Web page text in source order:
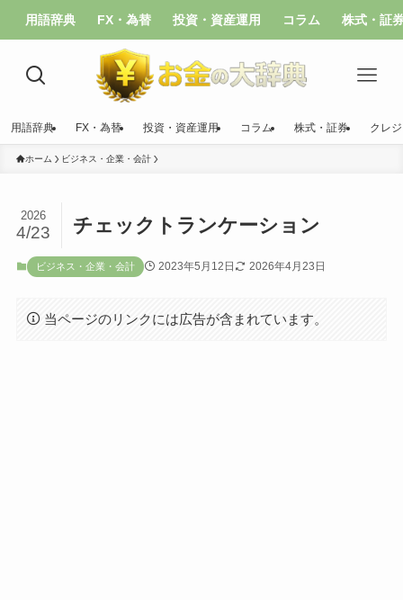
用語辞典 FX・為替 投資・資産運用 コラム 株式・証
用語辞典 FX・為替 投資・資産運用 コラム 株式・証券 クレ
ホーム ビジネス・企業・会計
チェックトランケーション
2026
4/23
ビジネス・企業・会計 2023年5月12日 2026年4月23日
当ページのリンクには広告が含まれています。